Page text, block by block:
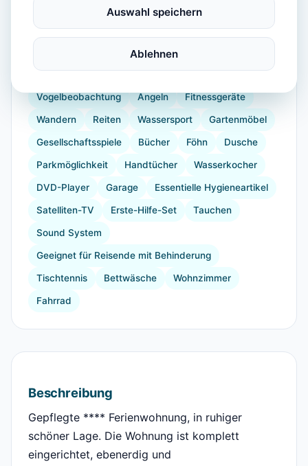
Mikrowelle Geschirrspüler
Terrasse Garten Grill Barrierefrei
Küchenutensilien
Toaster Bügelbrett Krankenhaus
Vogelbeobachtung Angeln Fitnessgeräte
Wandern Reiten Wassersport Gartenmöbel
Gesellschaftsspiele Bücher Föhn Dusche
Parkmöglichkeit Handtücher Wasserkocher
DVD-Player Garage Essentielle Hygieneartikel
Satelliten-TV Erste-Hilfe-Set Tauchen
Sound System
Geeignet für Reisende mit Behinderung
Tischtennis Bettwäsche Wohnzimmer
Fahrrad
Beschreibung
Gepflegte **** Ferienwohnung, in ruhiger
schöner Lage. Die Wohnung ist komplett
eingerichtet, ebenerdig und
Auswahl speichern
Ablehnen